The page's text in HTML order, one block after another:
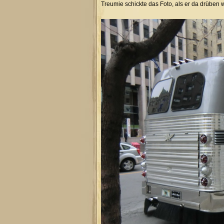
Treumie schickte das Foto, als er da drüben